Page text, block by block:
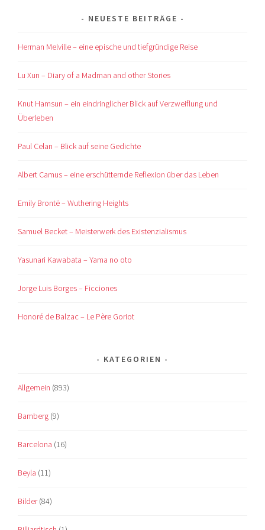
NEUESTE BEITRÄGE
Herman Melville – eine epische und tiefgründige Reise
Lu Xun – Diary of a Madman and other Stories
Knut Hamsun – ein eindringlicher Blick auf Verzweiflung und
Überleben
Paul Celan – Blick auf seine Gedichte
Albert Camus – eine erschütternde Reflexion über das Leben
Emily Brontë – Wuthering Heights
Samuel Becket – Meisterwerk des Existenzialismus
Yasunari Kawabata – Yama no oto
Jorge Luis Borges – Ficciones
Honoré de Balzac – Le Père Goriot
KATEGORIEN
Allgemein (893)
Bamberg (9)
Barcelona (16)
Beyla (11)
Bilder(84)